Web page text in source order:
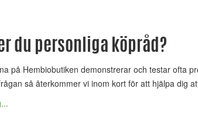
du personliga köpråd?
på Hembiobutiken demonstrerar och testar ofta
så återkommer vi inom kort för att hjälpa dig